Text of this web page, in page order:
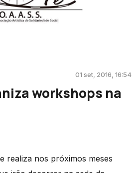
01 set, 2016, 16:54
workshops na
realiza nos próximos meses